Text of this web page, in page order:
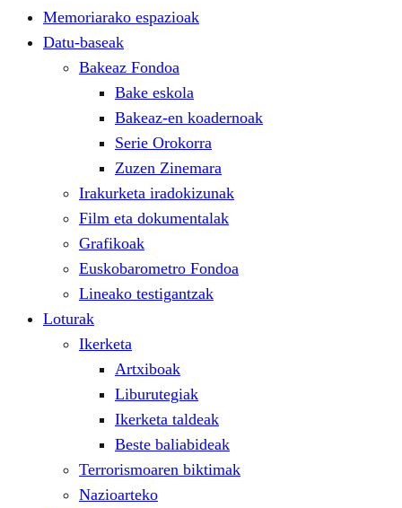
Memoriarako espazioak
Datu-baseak
Bakeaz Fondoa
Bake eskola
Bakeaz-en koadernoak
Serie Orokorra
Zuzen Zinemara
Irakurketa iradokizunak
Film eta dokumentalak
Grafikoak
Euskobarometro Fondoa
Lineako testigantzak
Loturak
Ikerketa
Artxiboak
Liburutegiak
Ikerketa taldeak
Beste baliabideak
Terrorismoaren biktimak
Nazioarteko